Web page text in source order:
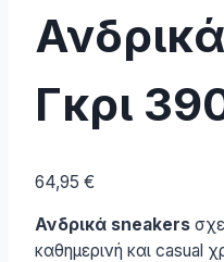
Γκρι
64,95 €
Ανδρικά sneakers
καθημερινή και casual